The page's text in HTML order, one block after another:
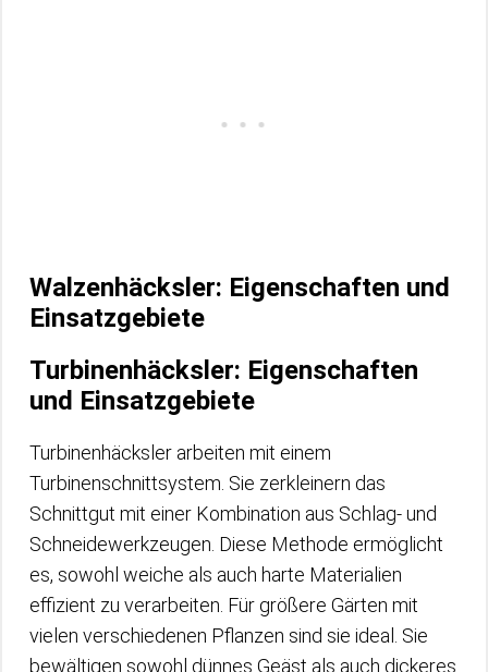
Walzenhäcksler: Eigenschaften und
Einsatzgebiete
Turbinenhäcksler: Eigenschaften
und Einsatzgebiete
Turbinenhäcksler arbeiten mit einem
Turbinenschnittsystem. Sie zerkleinern das
Schnittgut mit einer Kombination aus Schlag- und
Schneidewerkzeugen. Diese Methode ermöglicht
es, sowohl weiche als auch harte Materialien
effizient zu verarbeiten. Für größere Gärten mit
vielen verschiedenen Pflanzen sind sie ideal. Sie
bewältigen sowohl dünnes Geäst als auch dickeres